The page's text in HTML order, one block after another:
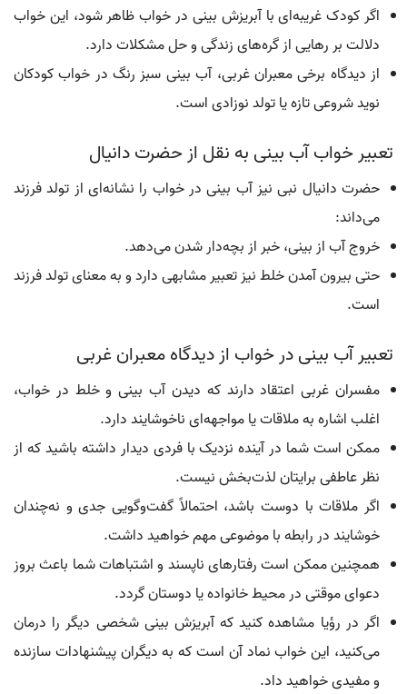
اگر کودک غریبه‌ای با آبریزش بینی در خواب ظاهر شود، این خواب
دلالت بر رهایی از گره‌های زندگی و حل مشکلات دارد.
از دیدگاه برخی معبران غربی، آب بینی سبز رنگ در خواب کودکان
نوید شروعی تازه یا تولد نوزادی است.
تعبیر خواب آب بینی به نقل از حضرت دانیال
حضرت دانیال نبی نیز آب بینی در خواب را نشانه‌ای از تولد فرزند
می‌داند:
خروج آب از بینی، خبر از بچه‌دار شدن می‌دهد.
حتی بیرون آمدن خلط نیز تعبیر مشابهی دارد و به معنای تولد فرزند
است.
تعبیر آب بینی در خواب از دیدگاه معبران غربی
مفسران غربی اعتقاد دارند که دیدن آب بینی و خلط در خواب،
اغلب اشاره به ملاقات یا مواجهه‌ای ناخوشایند دارد.
ممکن است شما در آینده نزدیک با فردی دیدار داشته باشید که از
نظر عاطفی برایتان لذت‌بخش نیست.
اگر ملاقات با دوست باشد، احتمالاً گفت‌وگویی جدی و نه‌چندان
خوشایند در رابطه با موضوعی مهم خواهید داشت.
همچنین ممکن است رفتارهای ناپسند و اشتباهات شما باعث بروز
دعوای موقتی در محیط خانواده یا دوستان گردد.
اگر در رؤیا مشاهده کنید که آبریزش بینی شخصی دیگر را درمان
می‌کنید، این خواب نماد آن است که به دیگران پیشنهادات سازنده
و مفیدی خواهید داد.